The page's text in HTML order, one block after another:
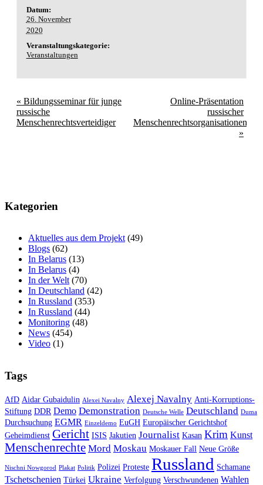
Datum:
26. November
2020
Veranstaltungskategorie:
Veranstaltungen
« Bildungsseminar für junge
russische
Menschenrechtsverteidiger
Online-Präsentation
russischer
Menschenrechtsorganisationen
»
Kategorien
Aktuelles aus dem Projekt (49)
Blogs (62)
In Belarus (13)
In Belarus (4)
In der Welt (70)
In Deutschland (42)
In Russland (353)
In Russland (44)
Monitoring (48)
News (454)
Video (1)
Tags
AfD Aidar Gubaidulin Alexei Navalny Alexej Navalny Anti-Korruptions-
Stiftung DDR Demo Demonstration Deutsche Welle Deutschland Duma
Durchsuchung EGMR Einzeldemo EuGH Europäischer Gerichtshof
Geheimdienst Gericht ISIS Jakutien Journalist Kasan Krim Kunst
Menschenrechte Mord Moskau Moskauer Fall Neue Größe
Nischni Nowgorod Plakat Politik Polizei Proteste Russland Schamane
Tschetschenien Türkei Ukraine Verfolgung Verschwundenen Wahlen